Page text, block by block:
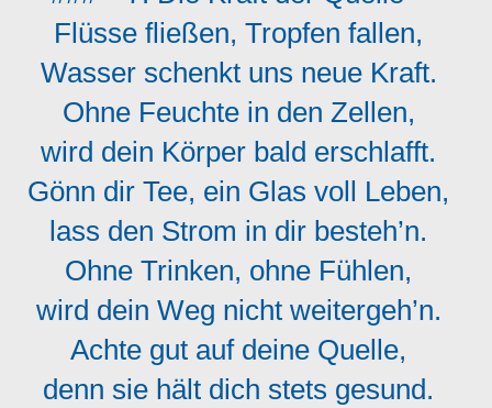
Flüsse fließen, Tropfen fallen,
Wasser schenkt uns neue Kraft.
Ohne Feuchte in den Zellen,
wird dein Körper bald erschlafft.
Gönn dir Tee, ein Glas voll Leben,
lass den Strom in dir besteh’n.
Ohne Trinken, ohne Fühlen,
wird dein Weg nicht weitergeh’n.
Achte gut auf deine Quelle,
denn sie hält dich stets gesund.